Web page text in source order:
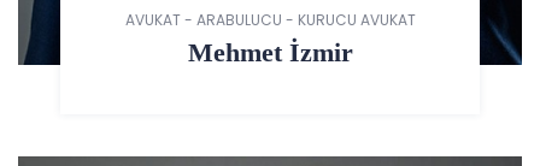
AVUKAT - ARABULUCU - KURUCU AVUKAT
Mehmet İzmir